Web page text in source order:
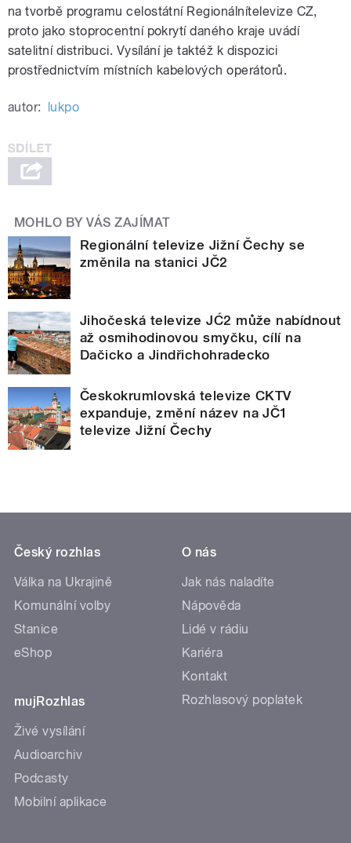
na tvorbě programu celostátní Regionálnítelevize CZ,
proto jako stoprocentní pokrytí daného kraje uvádí
satelitní distribuci. Vysílání je taktéž k dispozici
prostřednictvím místních kabelových operátorů.
autor: lukpo
MOHLO BY VÁS ZAJÍMAT
Regionální televize Jižní Čechy se
změnila na stanici JČ2
Jihočeská televize JĆ2 může nabídnout
až osmihodinovou smyčku, cílí na
Dačicko a Jindřichohradecko
Českokrumlovská televize CKTV
expanduje, změní název na JČ1
televize Jižní Čechy
Český rozhlas
Válka na Ukrajině
Komunální volby
Stanice
eShop
mujRozhlas
Živé vysílání
Audioarchiv
Podcasty
Mobilní aplikace
O nás
Jak nás naladíte
Nápověda
Lidé v rádiu
Kariéra
Kontakt
Rozhlasový poplatek